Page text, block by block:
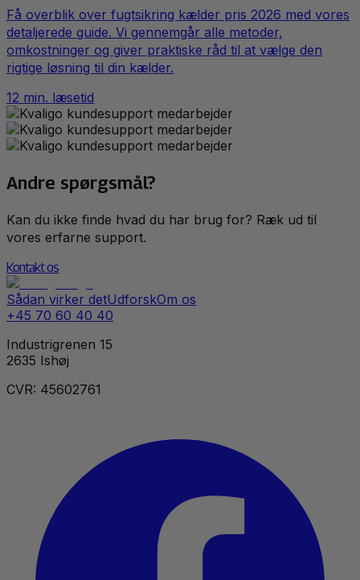
Få overblik over fugtsikring kælder pris 2026 med vores
detaljerede guide. Vi gennemgår alle metoder,
omkostninger og giver praktiske råd til at vælge den
rigtige løsning til din kælder.
12 min. læsetid
Andre spørgsmål?
Kan du ikke finde hvad du har brug for? Ræk ud til
vores erfarne support.
Kontakt os
Sådan virker detUdforskOm os
+45 70 60 40 40
Industrigrenen 15
2635 Ishøj
CVR: 45602761